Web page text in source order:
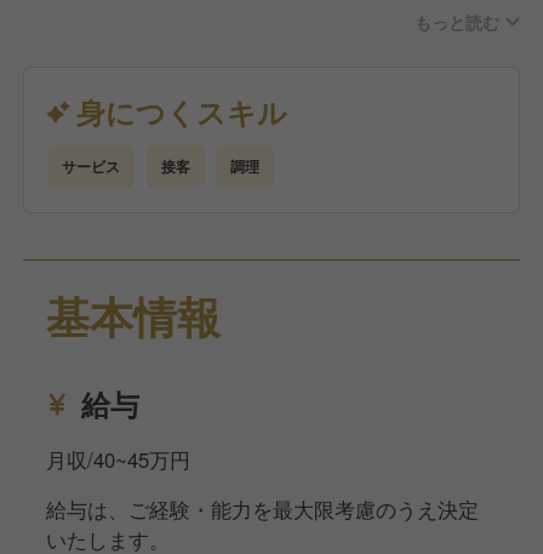
【キャリアアップしやすい環境】
現在、事業拡大の真っ只中で、毎年＋2店舗のペース
で新規出店を進めています。
そのため、店長や責任者への昇格チャンスが多く、成
す。
毎週の上司との面談と、数値化された評価シートをも
とに評価を行っています。
頑張りや成果が正当に評価されるため、キャリアアッ
【社員とアルバイトの関係性が良い職場】
もっと読む
身につくスキル
サービス 接客 調理
基本情報
給与
月収/40~45万円
給与は、ご経験・能力を最大限考慮のうえ決定
いたします。